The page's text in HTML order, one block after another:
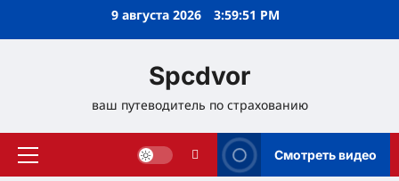
9 августа 2026 3:59:51 PM
Spcdvor
ваш путеводитель по страхованию
Основное
Смотреть видео